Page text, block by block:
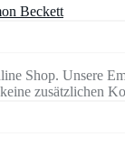
Beckett
Shop. Unsere
zusätzlichen